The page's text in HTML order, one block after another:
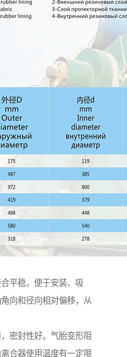
平稳，便于安装、吸
向和径向相对偏移，从
密封性好。气胎变形阻
合器使用温度有一定限